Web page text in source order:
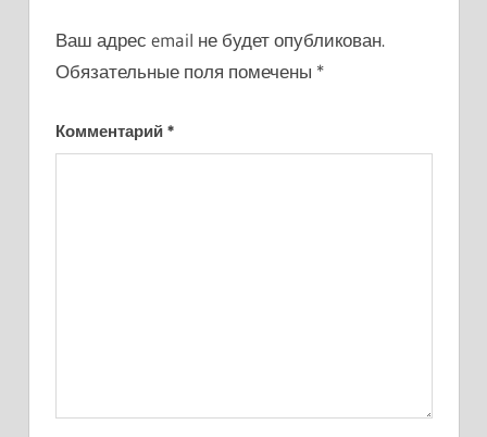
Ваш адрес email не будет опубликован.
Обязательные поля помечены *
Комментарий *